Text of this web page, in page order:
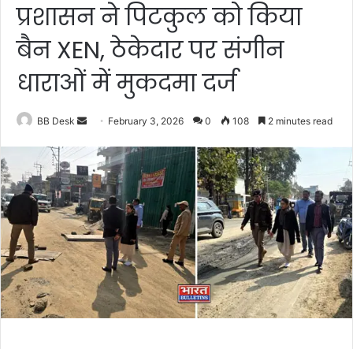
प्रशासन ने पिटकुल को किया
बैन XEN, ठेकेदार पर संगीन
धाराओं में मुकदमा दर्ज
BB Desk
d
a
n
e
m
a
i
February 3, 2026 0 108 2 minutes read